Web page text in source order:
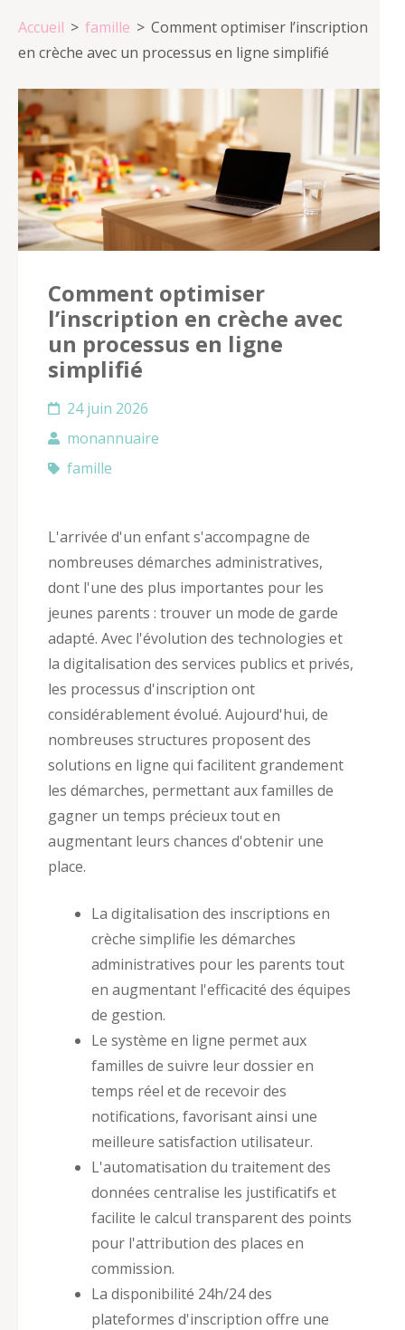
Accueil > famille > Comment optimiser l’inscription
en crèche avec un processus en ligne simplifié
Comment optimiser
l’inscription en crèche avec
un processus en ligne
simplifié
24 juin 2026
monannuaire
famille
L'arrivée d'un enfant s'accompagne de
nombreuses démarches administratives,
dont l'une des plus importantes pour les
jeunes parents : trouver un mode de garde
adapté. Avec l'évolution des technologies et
la digitalisation des services publics et privés,
les processus d'inscription ont
considérablement évolué. Aujourd'hui, de
nombreuses structures proposent des
solutions en ligne qui facilitent grandement
les démarches, permettant aux familles de
gagner un temps précieux tout en
augmentant leurs chances d'obtenir une
place.
La digitalisation des inscriptions en
crèche simplifie les démarches
administratives pour les parents tout
en augmentant l'efficacité des équipes
de gestion.
Le système en ligne permet aux
familles de suivre leur dossier en
temps réel et de recevoir des
notifications, favorisant ainsi une
meilleure satisfaction utilisateur.
L'automatisation du traitement des
données centralise les justificatifs et
facilite le calcul transparent des points
pour l'attribution des places en
commission.
La disponibilité 24h/24 des
plateformes d'inscription offre une